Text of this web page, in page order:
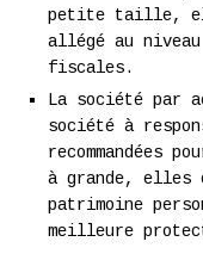
petite taille,
allégé au
fiscales.
La société par
société à
recommandées
à grande, elles
patrimoine
meilleure